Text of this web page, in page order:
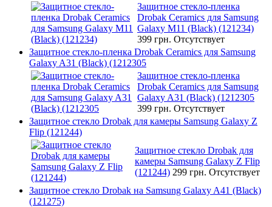
Защитное стекло-пленка
Drobak Ceramics для Samsung
Galaxy M11 (Black) (121234)
399 грн. Отсутствует
Защитное стекло-пленка Drobak Ceramics для Samsung
Galaxy A31 (Black) (1212305
Защитное стекло-пленка
Drobak Ceramics для Samsung
Galaxy A31 (Black) (1212305
399 грн. Отсутствует
Защитное стекло Drobak для камеры Samsung Galaxy Z
Flip (121244)
Защитное стекло Drobak для
камеры Samsung Galaxy Z Flip
(121244) 299 грн. Отсутствует
Защитное стекло Drobak на Samsung Galaxy A41 (Black)
(121275)